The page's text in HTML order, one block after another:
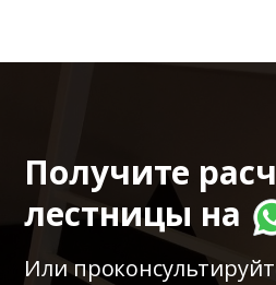
Получите
лестницы на
Или